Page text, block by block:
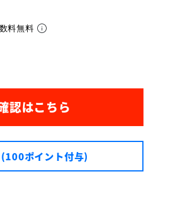
料無料
ポイント付与)